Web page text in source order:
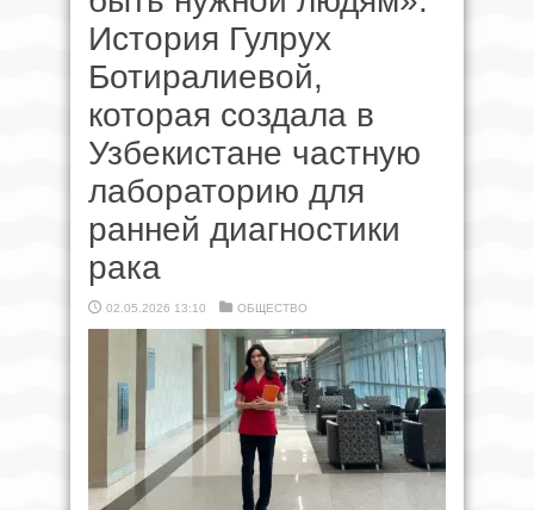
История Гулрух
Ботиралиевой,
которая создала в
Узбекистане частную
лабораторию для
ранней диагностики
рака
02.05.2026 13:10 ОБЩЕСТВО